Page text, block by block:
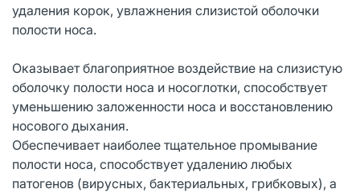
удаления корок, увлажнения слизистой оболочки
полости носа.
Оказывает благоприятное воздействие на слизистую
оболочку полости носа и носоглотки, способствует
уменьшению заложенности носа и восстановлению
носового дыхания.
Обеспечивает наиболее тщательное промывание
полости носа, способствует удалению любых
патогенов (вирусных, бактериальных, грибковых), а